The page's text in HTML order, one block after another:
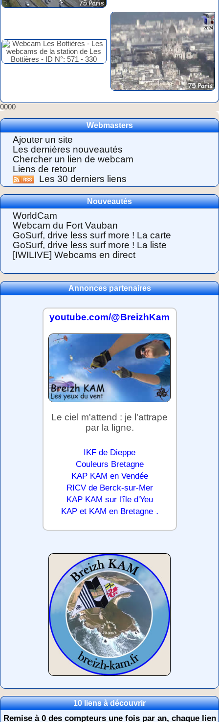
0000
Webmasters
Ajouter un site
Les dernières nouveautés
Chercher un lien de webcam
Liens de retour
Les 30 derniers liens
Nouveautés
WorldCam
Webcam du Fort Vauban
GoSurf, drive less surf more ! La carte
GoSurf, drive less surf more ! La liste
[IWILIVE] Webcams en direct
Annonces partenaires
youtube.com/@BreizhKam
Le ciel m'attend : je l'attrape
par la ligne.
IKF de Dieppe
Couleurs Bretagne
KAP KAM en Vendée
RICV de Berck-sur-Mer
KAP KAM sur l'île d'Yeu
KAP et KAM en Bretagne .
10 liens à découvrir
Remise à 0 des compteurs une fois par an, chaque lien